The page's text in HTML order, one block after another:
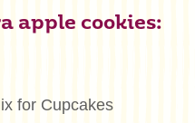
apple cookies:
for Cupcakes